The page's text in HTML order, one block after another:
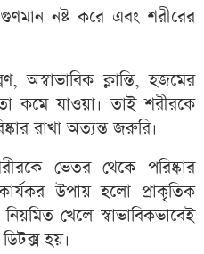
নষ্ট করে এবং শরীরের
অস্বাভাবিক ক্লান্তি, হজমের
কমে যাওয়া। তাই শরীরকে
রাখা অত্যন্ত জরুরি।
ভেতর থেকে পরিষ্কার
উপায় হলো প্রাকৃতিক
খেলে স্বাভাবিকভাবেই
হয়।